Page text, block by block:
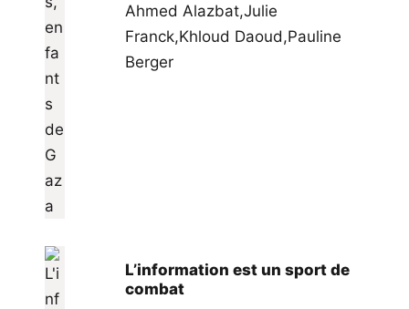
Ahmed Alazbat,Julie
Franck,Khloud Daoud,Pauline
Berger
L’information est un sport de
combat